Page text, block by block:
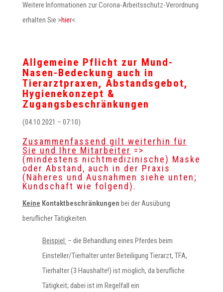
Weitere Informationen zur Corona-Arbeitsschutz-Verordnung
erhalten Sie >hier<.
Allgemeine Pflicht zur Mund-
Nasen-Bedeckung auch in
Tierarztpraxen, Abstandsgebot,
Hygienekonzept &
Zugangsbeschränkungen
(04.10.2021 – 07:10)
Zusammenfassend gilt weiterhin für
Sie und Ihre Mitarbeiter =>
(mindestens nichtmedizinische) Maske
oder Abstand, auch in der Praxis
(Näheres und Ausnahmen siehe unten;
Kundschaft wie folgend).
Keine Kontaktbeschränkungen bei der Ausübung
beruflicher Tätigkeiten.
Beispiel: – die Behandlung eines Pferdes beim
Einsteller/Tierhalter unter Beteiligung Tierarzt, TFA,
Tierhalter (3 Haushalte!) ist möglich, da berufliche
Tätigkeit; dabei ist im Regelfall ein